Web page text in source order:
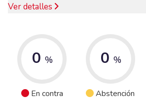
Ver detalles
0 %
En contra
0 %
Abstención